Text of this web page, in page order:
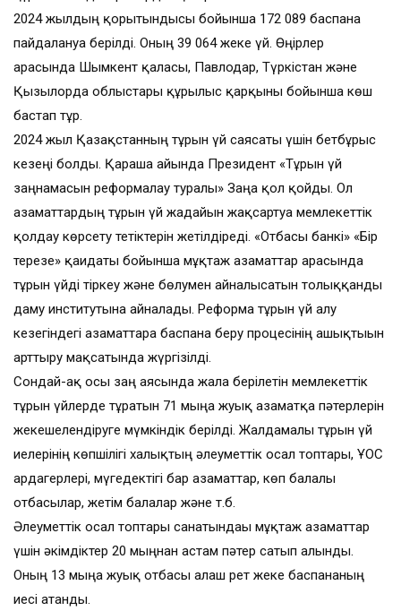
2024 жылдың қорытындысы бойынша 172 089 баспана
пайдалануға берілді. Оның 39 064 жеке үй. Өңірлер
арасында Шымкент қаласы, Павлодар, Түркістан және
Қызылорда облыстары құрылыс қарқыны бойынша көш
бастап тұр.
2024 жыл Қазақстанның тұрғын үй саясаты үшін бетбұрыс
кезеңі болды. Қараша айында Президент «Тұрғын үй
заңнамасын реформалау туралы» Заңға қол қойды. Ол
азаматтардың тұрғын үй жағдайын жақсартуға мемлекеттік
қолдау көрсету тетіктерін жетілдіреді. «Отбасы банкі» «Бір
терезе» қағидаты бойынша мұқтаж азаматтар арасында
тұрғын үйді тіркеу және бөлумен айналысатын толыққанды
даму институтына айналады. Реформа тұрғын үй алу
кезегіндегі азаматтарға баспана беру процесінің ашықтығын
арттыру мақсатында жүргізілді.
Сондай-ақ осы заң аясында жалға берілетін мемлекеттік
тұрғын үйлерде тұратын 71 мыңға жуық азаматқа пәтерлерін
жекешелендіруге мүмкіндік берілді. Жалдамалы тұрғын үй
иелерінің көпшілігі халықтың әлеуметтік осал топтары, ҰОС
ардагерлері, мүгедектігі бар азаматтар, көп балалы
отбасылар, жетім балалар және т.б.
Әлеуметтік осал топтары санатындағы мұқтаж азаматтар
үшін әкімдіктер 20 мыңнан астам пәтер сатып алынды.
Оның 13 мыңға жуық отбасы алғаш рет жеке баспананың
иесі атанды.